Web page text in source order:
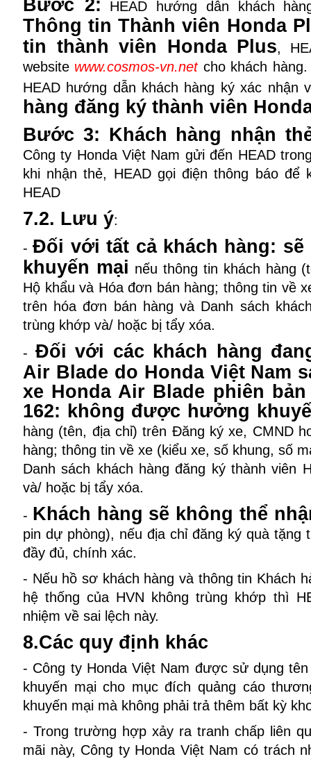
Bước 2: HEAD hướng dẫn khách
Thông tin Thành viên Honda
tin thành viên Honda Plus,
website www.cosmos-vn.netcho khách hàng.
HEAD hướng dẫn khách hàng ký xác nhận
hàng đăng ký thành viên
Bước 3: Khách hàng nhận
Công ty Honda Việt Nam gửi đến HEAD
khi nhận thẻ, HEAD gọi điện thông báo để
HEAD
7.2. Lưu ý:
-Đối với tất cả khách hàng:
khuyến mại nếu thông tin khách hàng
Hộ khẩu và Hóa đơn bán hàng; thông tin về
trên hóa đơn bán hàng và Danh sách
trùng khớp và/ hoặc bị tẩy xóa.
- Đối với các khách hàng
Air Blade do Honda Việt Nam
xe Honda Air Blade phiên bản
162: không được hưởng
hàng (tên, địa chỉ) trên Đăng ký xe, CMND
hàng; thông tin về xe (kiểu xe, số khung, số
Danh sách khách hàng đăng ký thành viên
và/ hoặc bị tẩy xóa.
- Khách hàng sẽ không thể
pin dự phòng), nếu địa chỉ đăng ký quà tặng
đầy đủ, chính xác.
- Nếu hồ sơ khách hàng và thông tin Khách
hệ thống của HVN không trùng khớp thì
nhiệm về sai lệch này.
8.Các quy định khác
- Công ty Honda Việt Nam được sử dụng
khuyến mại cho mục đích quảng cáo
khuyến mại mà không phải trả thêm bất kỳ
- Trong trường hợp xảy ra tranh chấp liên
mãi này, Công ty Honda Việt Nam có trách